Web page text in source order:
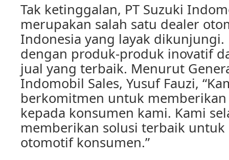
Tak ketinggalan, PT Suzuki
merupakan salah satu dealer
Indonesia yang layak
dengan produk-produk inovatif
jual yang terbaik. Menurut
Indomobil Sales, Yusuf Fauzi,
berkomitmen untuk
kepada konsumen kami. Kami
memberikan solusi terbaik
otomotif konsumen.”